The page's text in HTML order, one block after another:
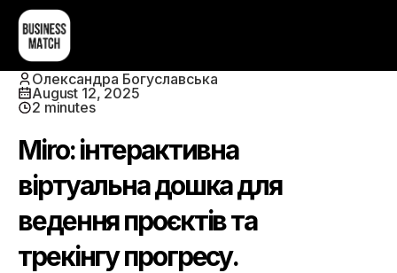
Олександра Богуславська
August 12, 2025
2 minutes
Miro: інтерактивна
віртуальна дошка для
ведення проєктів та
трекінгу прогресу.